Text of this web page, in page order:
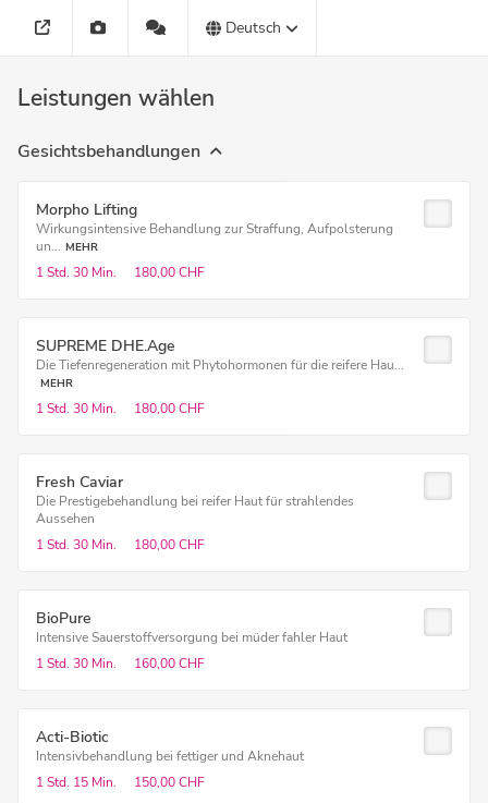
Deutsch
Leistungen wählen
Gesichtsbehandlungen
Morpho Lifting
Wirkungsintensive Behandlung zur Straffung, Aufpolsterung
un... MEHR
1 Std. 30 Min. 180,00 CHF
SUPREME DHE.Age
Die Tiefenregeneration mit Phytohormonen für die reifere Hau...
MEHR
1 Std. 30 Min. 180,00 CHF
Fresh Caviar
Die Prestigebehandlung bei reifer Haut für strahlendes
Aussehen
1 Std. 30 Min. 180,00 CHF
BioPure
Intensive Sauerstoffversorgung bei müder fahler Haut
1 Std. 30 Min. 160,00 CHF
Acti-Biotic
Intensivbehandlung bei fettiger und Aknehaut
1 Std. 15 Min. 150,00 CHF